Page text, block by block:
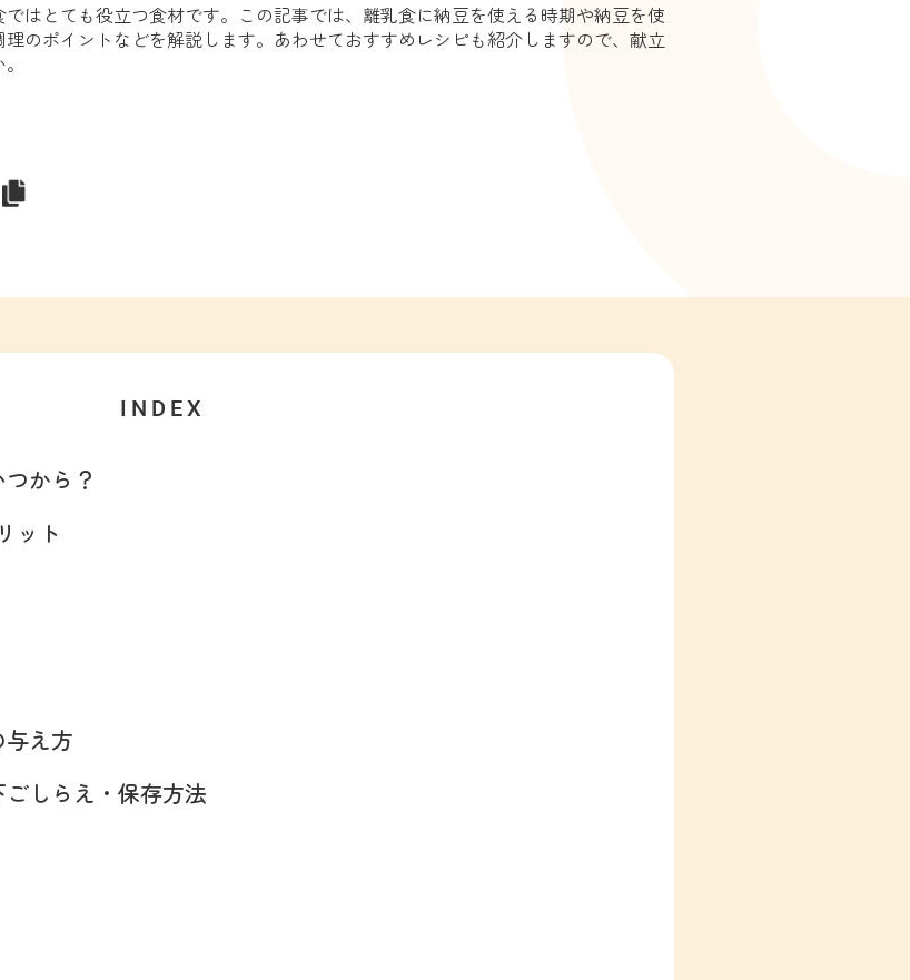
はとても役立つ食材です。この記事では、離乳食に納豆を使える時期や納豆を使
のポイントなどを解説します。あわせておすすめレシピも紹介しますので、献立
INDEX
から？
ット
与え方
しらえ・保存方法